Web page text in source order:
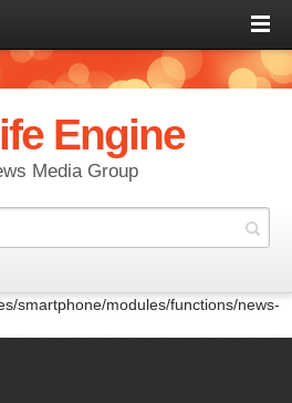
Engine
Media Group
smartphone/modules/functions/news-